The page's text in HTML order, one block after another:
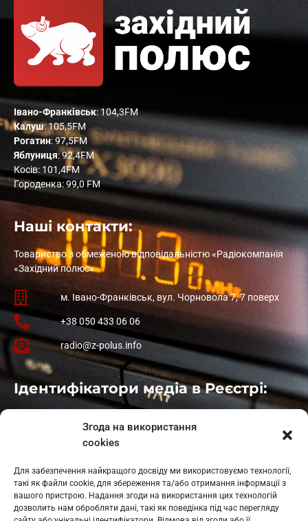
Згода на використання
cookies
Для забезпечення найкращого досвіду ми використовуємо технології,
такі як файли cookie, для збереження та/або отримання інформації з
вашого пристрою. Надання згоди на використання цих технологій
дозволить нам обробляти дані, такі як поведінка під час перегляду
Івано-Франківськ: 104,3FM
Калуш: 105,5FM
Рогатин: 97,5FM
Яблуниця: 92,4FM
Косів: 101,4FM
Городенка: 99,0 FM
Наші контакти:
Товариство з обмеженою відповідальністю «Радіокомпанія
«Західний полюс»
м. Івано-Франківськ, вул. Чорновола 7, 7 поверх
+38 050 433 06 06
radio@z-polus.info
Ідентифікатори медіа в Реєстрі:
: L11-01410
: L11-01801
Косів: L11-01805
Гарасимів: L11-02274